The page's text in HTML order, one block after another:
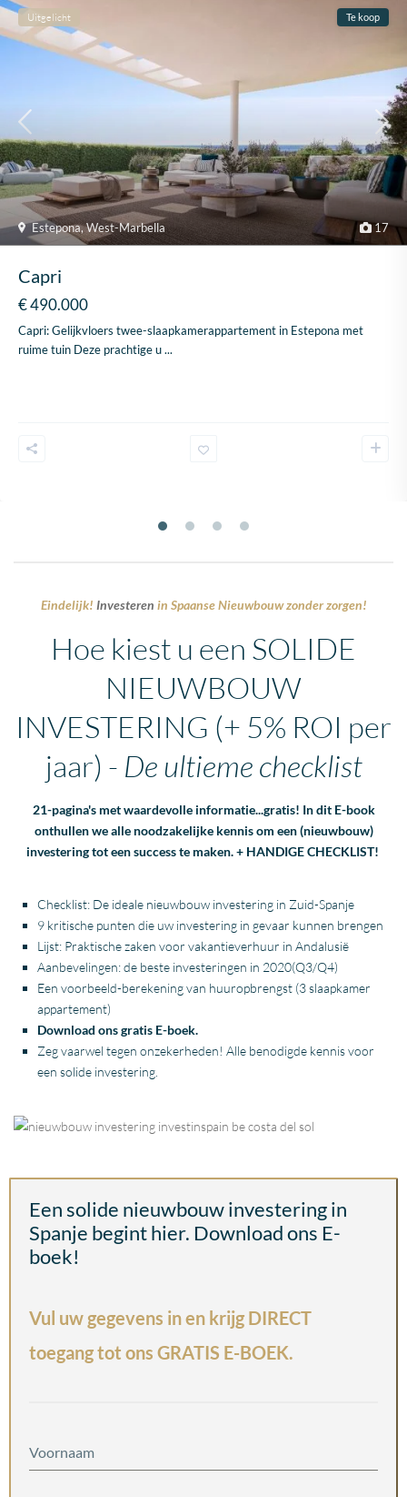
17
Estepona,West-Marbella
Uitgelicht Te koop
Capri
€ 490.000
Capri: Gelijkvloers twee-slaapkamerappartement in Estepona met
ruime tuin Deze prachtige u...
Eindelijk! Investeren in Spaanse Nieuwbouw zonder zorgen!
Hoe kiest u een SOLIDE
NIEUWBOUW
INVESTERING (+ 5% ROI per
jaar) - De ultieme checklist
21-pagina's met waardevolle informatie...gratis! In dit E-book
onthullen we alle noodzakelijke kennis om een (nieuwbouw)
investering tot een success te maken. + HANDIGE CHECKLIST!
Checklist: De ideale nieuwbouw investering in Zuid-Spanje
9 kritische punten die uw investering in gevaar kunnen brengen
Lijst: Praktische zaken voor vakantieverhuur in Andalusië
Aanbevelingen: de beste investeringen in 2020(Q3/Q4)
Een voorbeeld-berekening van huuropbrengst (3 slaapkamer
appartement)
Download ons gratis E-boek.
Zeg vaarwel tegen onzekerheden! Alle benodigde kennis voor
een solide investering.
Een solide nieuwbouw investering in
Spanje begint hier. Download ons E-
boek!
Vul uw gegevens in en krijg DIRECT
toegang tot ons GRATIS E-BOEK.